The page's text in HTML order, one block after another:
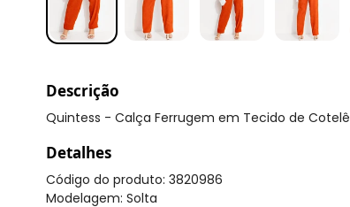
Descrição
Quintess - Calça Ferrugem em Tecido de Cotelê
Detalhes
Código do produto: 3820986
Modelagem: Solta